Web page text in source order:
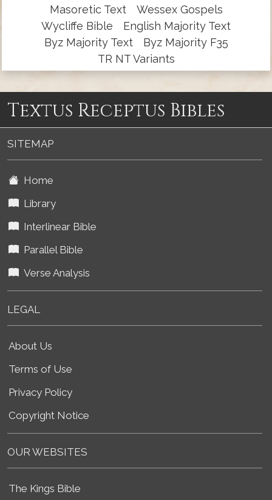
Masoretic Text
Wessex Gospels
Wycliffe Bible
English Majority Text
Byz Majority Text
Byz Majority F35
TR NT Variants
Textus Receptus Bibles
SITEMAP
Home
Library
Interlinear Bible
Parallel Bible
Verse Analysis
LEGAL
About Us
Terms of Use
Privacy Policy
Copyright Notice
OUR WEBSITES
The Kings Bible